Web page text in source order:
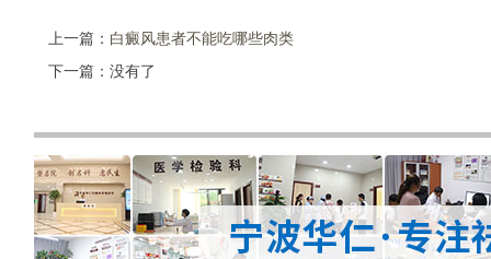
上一篇： 白癜风患者不能吃哪些肉类
下一篇：没有了